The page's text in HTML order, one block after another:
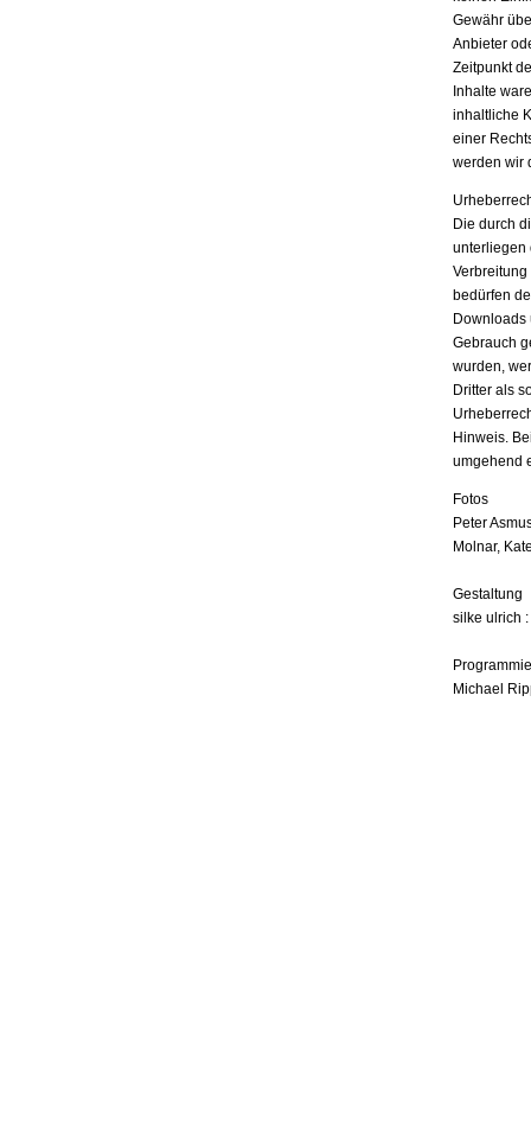
Gewähr
Anbieter
Zeitpunkt
Inhalte
inhaltliche
einer
werden wir
Die durch
unterliegen
bedürfen
Downloads
Gebrauch
wurden,
Dritter als
Hinweis.
umgehend
Fotos
Peter
Molnar,
Gestaltung
silke ulrich
Michael